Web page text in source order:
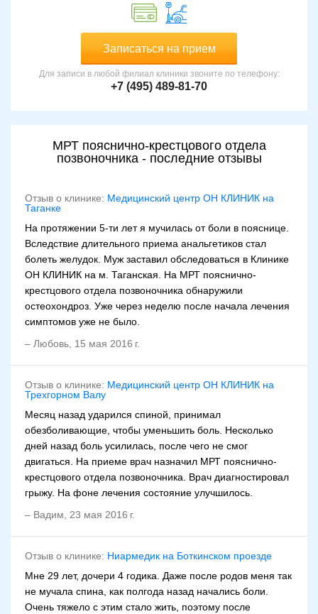
Записаться на прием
Для записи в любой филиал клиники звоните по телефону:
+7 (495) 489-81-70
МРТ пояснично-крестцового отдела
позвоночника - последние отзывы
Отзыв о клинике: Медицинский центр ОН КЛИНИК на
Таганке
На протяжении 5-ти лет я мучилась от боли в пояснице.
Вследствие длительного приема анальгетиков стал
болеть желудок. Муж заставил обследоваться в Клинике
ОН КЛИНИК на м. Таганская. На МРТ пояснично-
крестцового отдела позвоночника обнаружили
остеохондроз. Уже через неделю после начала лечения
симптомов уже не было.
– Любовь 15 мая 2016 г.
Отзыв о клинике: Медицинский центр ОН КЛИНИК на
Трехгорном Валу
Месяц назад ударился спиной, принимал
обезболивающие, чтобы уменьшить боль. Несколько
дней назад боль усилилась, после чего не смог
двигаться. На приеме врач назначил МРТ пояснично-
крестцового отдела позвоночника. Врач диагностировал
грыжу. На фоне лечения состояние улучшилось.
– Вадим 23 мая 2016 г.
Отзыв о клинике: Ниармедик на Боткинском проезде
Мне 29 лет, дочери 4 годика. Даже после родов меня так
не мучала спина, как полгода назад начались боли.
Очень тяжело с этим стало жить, поэтому после